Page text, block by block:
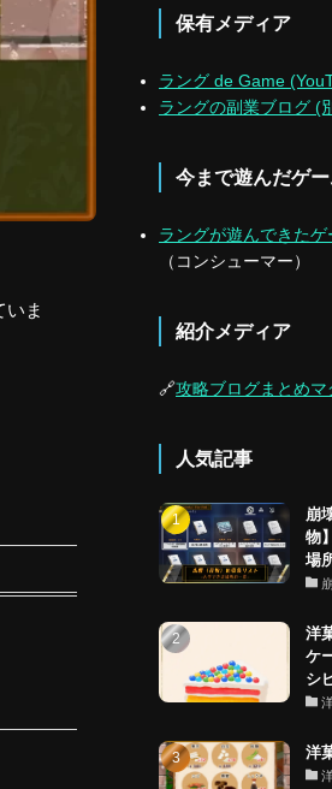
いま
保有メディア
ラング de Game
ラングの副業ブログ (
今まで遊んだゲー
ラングが遊んできたゲ
（コンシューマー）
紹介メディア
🔗攻略ブログまとめマ
人気記事
崩
物
場
洋
ケ
シ
洋